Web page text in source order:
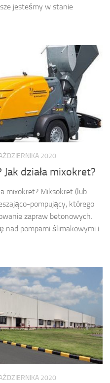
jesteśmy w stanie
2020
działa mixokret?
mixokret? Miksokret (lub
pompujący, którego
zapraw betonowych.
nad pompami ślimakowymi i
2020